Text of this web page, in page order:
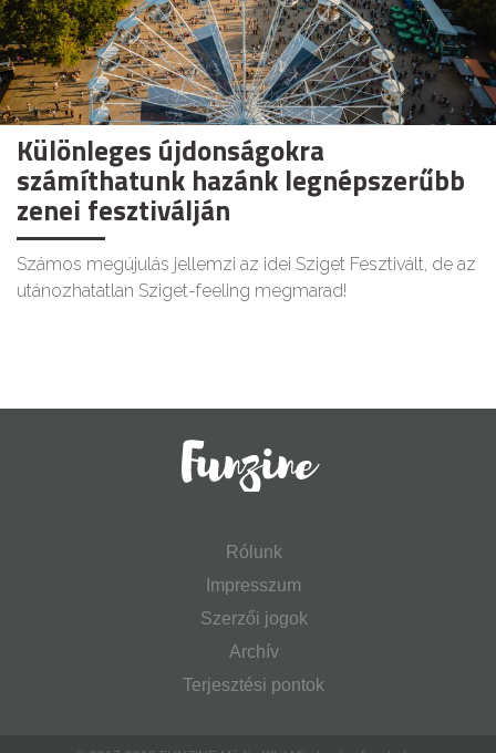
Különleges újdonságokra
számíthatunk hazánk legnépszerűbb
zenei fesztiválján
Számos megújulás jellemzi az idei Sziget Fesztivált, de az
utánozhatatlan Sziget-feeling megmarad!
Rólunk
Impresszum
Szerzői jogok
Archív
Terjesztési pontok